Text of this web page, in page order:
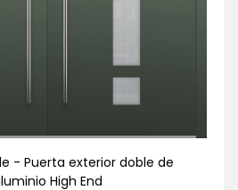
- Puerta exterior doble de
High End